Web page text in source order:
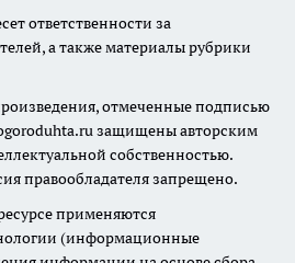
ответственности за
а также материалы рубрики
отмеченные подписью
защищены авторским
собственностью.
правообладателя запрещено.
применяются
(информационные